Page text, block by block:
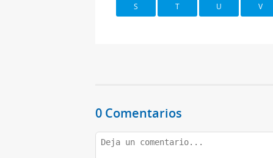
S T U V
0 Comentarios